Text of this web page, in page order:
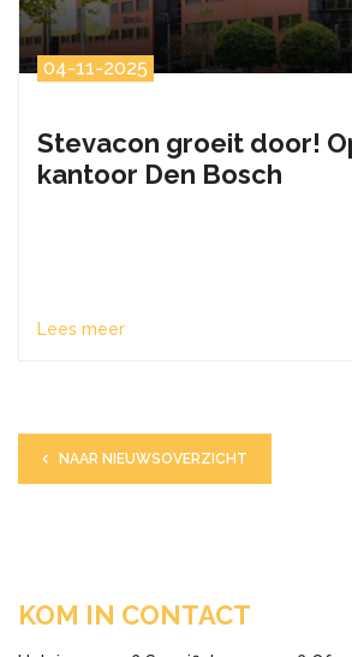
04-11-2025
Stevacon groeit door!
kantoor Den Bosch
Lees meer
NAAR NIEUWSOVERZICHT
KOM IN CONTACT